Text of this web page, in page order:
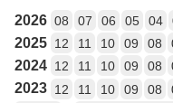
2026 08 07 06 05 04
2025 12 11 10 09 08
2024 12 11 10 09 08
2023 12 11 10 09 08